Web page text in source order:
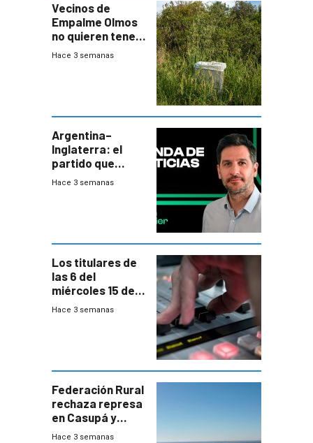
Vecinos de
Empalme Olmos
no quieren tener
cerca una planta
departamental
Hace 3 semanas
Argentina–
Inglaterra: el
partido que
nunca termina
Hace 3 semanas
Los titulares de
las 6 del
miércoles 15 de
julio de 2026
Hace 3 semanas
Federación Rural
rechaza represa
en Casupá y
firma demanda
Hace 3 semanas